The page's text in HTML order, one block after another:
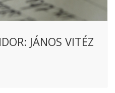
JÁNOS VITÉZ